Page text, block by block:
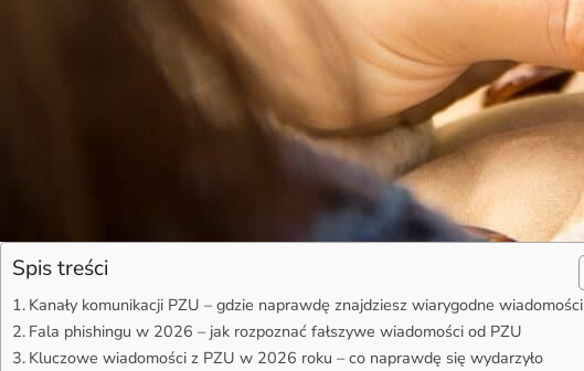
Spis treści
Kanały komunikacji PZU – gdzie naprawdę znajdziesz wiarygodne wiadomości
Fala phishingu w 2026 – jak rozpoznać fałszywe wiadomości od PZU
Kluczowe wiadomości z PZU w 2026 roku – co naprawdę się wydarzyło